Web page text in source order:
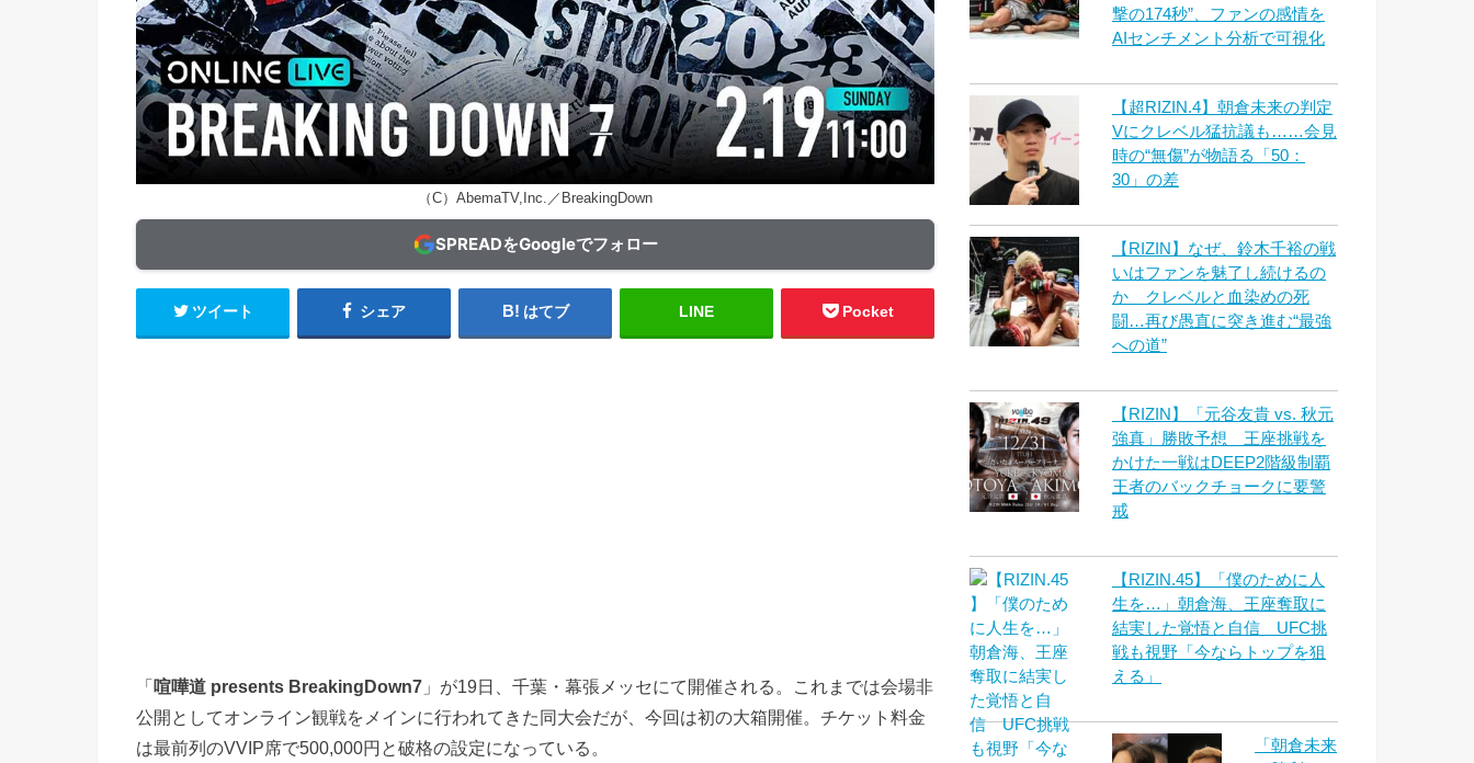
（C）AbemaTV,Inc.／BreakingDown
SPREADをGoogleでフォロー
ツイート シェア はてブ LINE Pocket
「喧嘩道 presents BreakingDown7 」が19日、千葉・幕張メッセにて開催される。これまでは会場非
公開としてオンライン観戦をメインに行われてきた同大会だが、今回は初の大箱開催。チケット料金
は最前列のVVIP席で500,000円と破格の設定になっている。
撃の174秒”、ファンの感情を
AIセンチメント分析で可視化
【超RIZIN.4】朝倉未来の判定
Vにクレベル猛抗議も……会見
時の“無傷”が物語る「50：
30」の差
【RIZIN】なぜ、鈴木千裕の戦
いはファンを魅了し続けるの
か クレベルと血染めの死
闘…再び愚直に突き進む“最強
への道”
【RIZIN】「元谷友貴 vs. 秋元
強真」勝敗予想 王座挑戦を
かけた一戦はDEEP2階級制覇
王者のバックチョークに要警
戒
【RIZIN.45】「僕のために人
生を…」朝倉海、王座奪取に
結実した覚悟と自信 UFC挑
戦も視野「今ならトップを狙
える」
「朝倉未来